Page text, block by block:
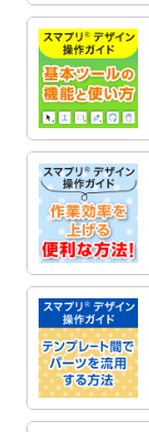
2022/11/25
2022/11/25
2022/11/4
2022/10/26
2022/10/26
2022/10/20
2022/10/14
2022/10/6